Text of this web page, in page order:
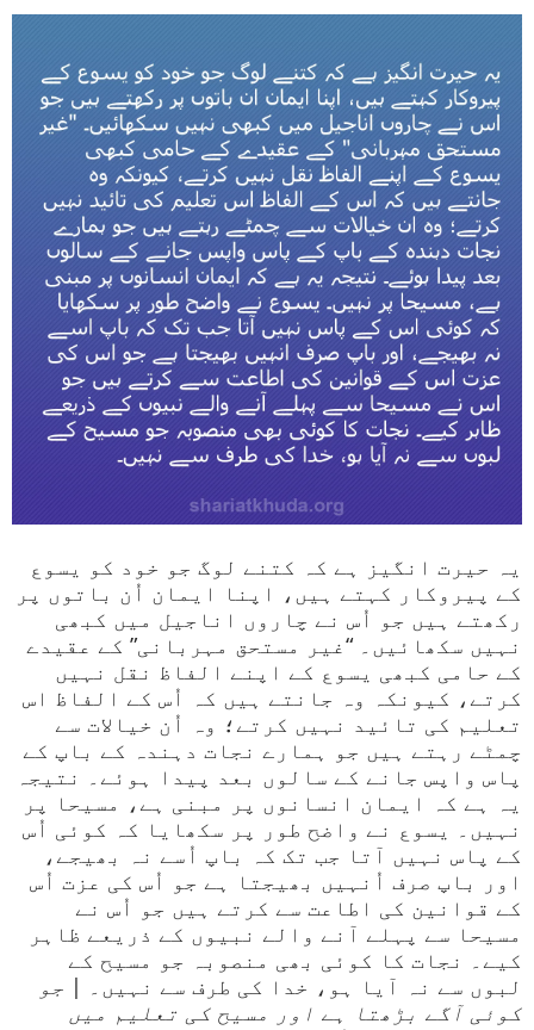
یہ حیرت انگیز ہے کہ کتنے لوگ جو خود کو یسوع
کے پیروکار کہتے ہیں، اپنا ایمان اُن باتوں پر
رکھتے ہیں جو اُس نے چاروں اناجیل میں کبھی
نہیں سکھائیں۔ “غیر مستحق مہربانی” کے عقیدے
کے حامی کبھی یسوع کے اپنے الفاظ نقل نہیں
کرتے، کیونکہ وہ جانتے ہیں کہ اُس کے الفاظ اس
تعلیم کی تائید نہیں کرتے؛ وہ اُن خیالات سے
چمٹے رہتے ہیں جو ہمارے نجات دہندہ کے باپ کے
پاس واپس جانے کے سالوں بعد پیدا ہوئے۔ نتیجہ
یہ ہے کہ ایمان انسانوں پر مبنی ہے، مسیحا پر
نہیں۔ یسوع نے واضح طور پر سکھایا کہ کوئی اُس
کے پاس نہیں آتا جب تک کہ باپ اُسے نہ بھیجے،
اور باپ صرف اُنہیں بھیجتا ہے جو اُس کی عزت اُس
کے قوانین کی اطاعت سے کرتے ہیں جو اُس نے
مسیحا سے پہلے آنے والے نبیوں کے ذریعے ظاہر
کیے۔ نجات کا کوئی بھی منصوبہ جو مسیح کے
لبوں سے نہ آیا ہو، خدا کی طرف سے نہیں۔ | جو
کوئی آگے بڑھتا ہے اور مسیح کی تعلیم میں